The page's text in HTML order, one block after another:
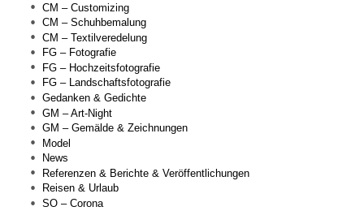
CM – Customizing
CM – Schuhbemalung
CM – Textilveredelung
FG – Fotografie
FG – Hochzeitsfotografie
FG – Landschaftsfotografie
Gedanken & Gedichte
GM – Art-Night
GM – Gemälde & Zeichnungen
Model
News
Referenzen & Berichte & Veröffentlichungen
Reisen & Urlaub
SO – Corona